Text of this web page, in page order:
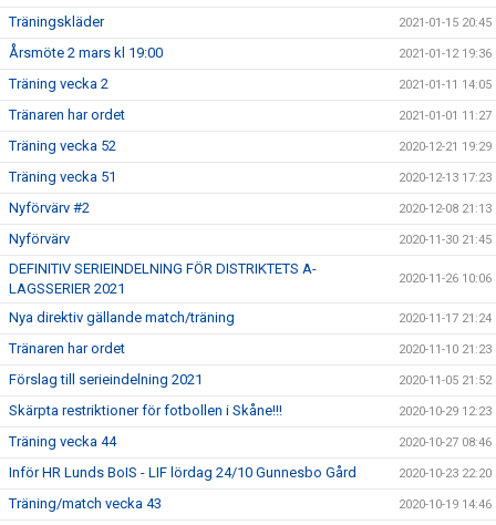
Träningskläder 2021-01-15 20:45
Årsmöte 2 mars kl 19:00 2021-01-12 19:36
Träning vecka 2 2021-01-11 14:05
Tränaren har ordet 2021-01-01 11:27
Träning vecka 52 2020-12-21 19:29
Träning vecka 51 2020-12-13 17:23
Nyförvärv #2 2020-12-08 21:13
Nyförvärv 2020-11-30 21:45
DEFINITIV SERIEINDELNING FÖR DISTRIKTETS A-
LAGSSERIER 2021
2020-11-26 10:06
Nya direktiv gällande match/träning 2020-11-17 21:24
Tränaren har ordet 2020-11-10 21:23
Förslag till serieindelning 2021 2020-11-05 21:52
Skärpta restriktioner för fotbollen i Skåne!!! 2020-10-29 12:23
Träning vecka 44 2020-10-27 08:46
Inför HR Lunds BoIS - LIF lördag 24/10 Gunnesbo Gård 2020-10-23 22:20
Träning/match vecka 43 2020-10-19 14:46